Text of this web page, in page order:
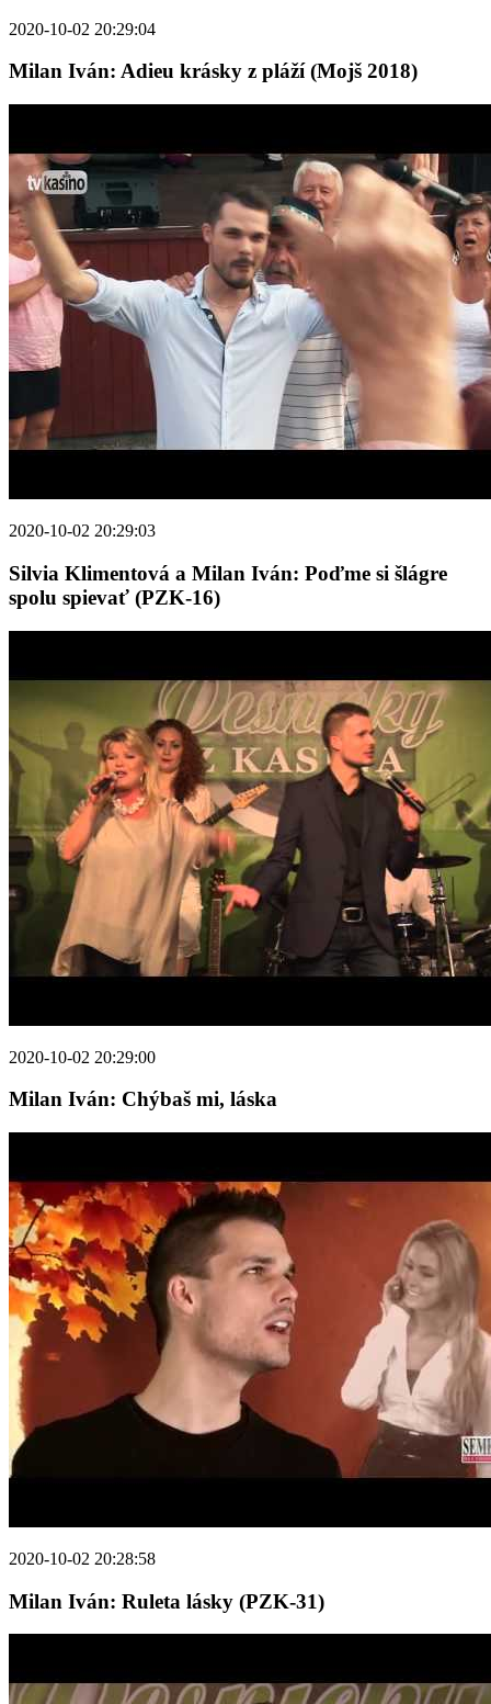
2020-10-02 20:29:04
Milan Iván: Adieu krásky z pláží (Mojš 2018)
2020-10-02 20:29:03
Silvia Klimentová a Milan Iván: Poďme si šlágre
spolu spievať (PZK-16)
2020-10-02 20:29:00
Milan Iván: Chýbaš mi, láska
2020-10-02 20:28:58
Milan Iván: Ruleta lásky (PZK-31)